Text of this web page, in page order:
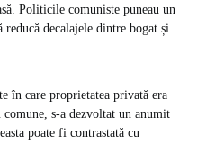
Politicile comuniste puneau un
reducă decalajele dintre bogat și
în care proprietatea privată era
s-a dezvoltat un anumit
poate fi contrastată cu